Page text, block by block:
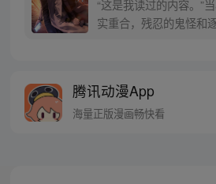
下，他能成为最强猎人
“这是我读过的内容。”
实重合，残忍的鬼怪和
备愈发明显，神秘的背
金独子将做出如何的选
腾讯动漫App
海量正版漫画畅快看